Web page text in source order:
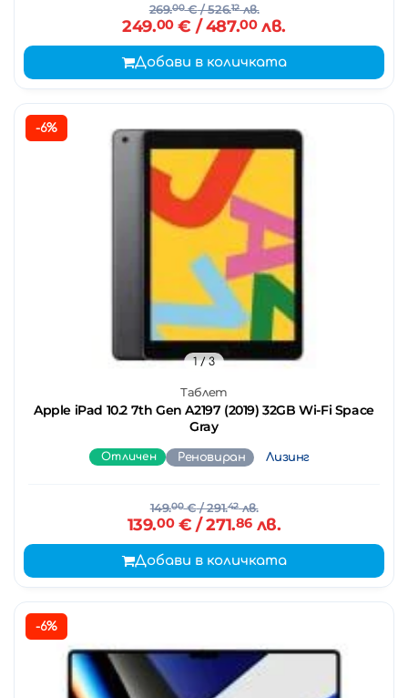
269.00€/ 526.12лв.
249.00€ / 487.00лв.
Добави в количката
-6%
Таблет
Apple iPad 10.2 7th Gen A2197 (2019) 32GB Wi-Fi Space
Gray
1/ 3
Отличен Реновиран Лизинг
149.00€/ 291.42лв.
139.00€ / 271.86лв.
Добави в количката
-6%